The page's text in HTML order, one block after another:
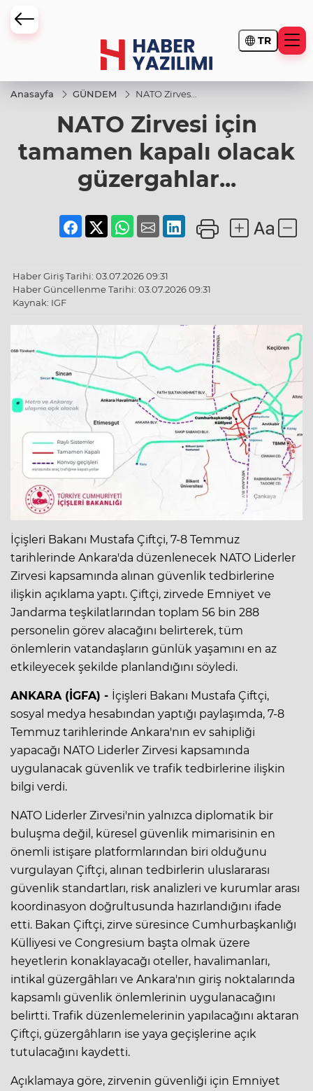
TR
Anasayfa GÜNDEM
NATO Zirvesi
tamamen
kapalı olacak
NATO Zirvesi için
tamamen kapalı olacak
güzergahlar...
Haber Giriş Tarihi: 03.07.2026 09:31
Haber Güncellenme Tarihi: 03.07.2026 09:31
Kaynak: IGF
İçişleri Bakanı Mustafa Çiftçi, 7-8 Temmuz
tarihlerinde Ankara'da düzenlenecek NATO Liderler
Zirvesi kapsamında alınan güvenlik tedbirlerine
ilişkin açıklama yaptı. Çiftçi, zirvede Emniyet ve
Jandarma teşkilatlarından toplam 56 bin 288
personelin görev alacağını belirterek, tüm
önlemlerin vatandaşların günlük yaşamını en az
etkileyecek şekilde planlandığını söyledi.
ANKARA (İGFA) - İçişleri Bakanı Mustafa Çiftçi,
sosyal medya hesabından yaptığı paylaşımda, 7-8
Temmuz tarihlerinde Ankara'nın ev sahipliği
yapacağı NATO Liderler Zirvesi kapsamında
uygulanacak güvenlik ve trafik tedbirlerine ilişkin
bilgi verdi.
NATO Liderler Zirvesi'nin yalnızca diplomatik bir
buluşma değil, küresel güvenlik mimarisinin en
önemli istişare platformlarından biri olduğunu
vurgulayan Çiftçi, alınan tedbirlerin uluslararası
güvenlik standartları, risk analizleri ve kurumlar arası
koordinasyon doğrultusunda hazırlandığını ifade
etti. Bakan Çiftçi, zirve süresince Cumhurbaşkanlığı
Külliyesi ve Congresium başta olmak üzere
heyetlerin konaklayacağı oteller, havalimanları,
intikal güzergâhları ve Ankara'nın giriş noktalarında
kapsamlı güvenlik önlemlerinin uygulanacağını
belirtti. Trafik düzenlemelerinin yapılacağını aktaran
Çiftçi, güzergâhların ise yaya geçişlerine açık
tutulacağını kaydetti.
Açıklamaya göre, zirvenin güvenliği için Emniyet